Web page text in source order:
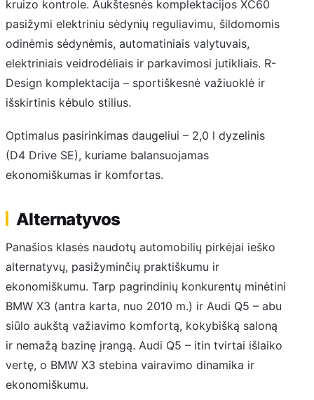
kruizo kontrole. Aukštesnės komplektacijos XC60
pasižymi elektriniu sėdynių reguliavimu, šildomomis
odinėmis sėdynėmis, automatiniais valytuvais,
elektriniais veidrodėliais ir parkavimosi jutikliais. R-
Design komplektacija – sportiškesnė važiuoklė ir
išskirtinis kėbulo stilius.
Optimalus pasirinkimas daugeliui – 2,0 l dyzelinis
(D4 Drive SE), kuriame balansuojamas
ekonomiškumas ir komfortas.
Alternatyvos
Panašios klasės naudotų automobilių pirkėjai ieško
alternatyvų, pasižyminčių praktiškumu ir
ekonomiškumu. Tarp pagrindinių konkurentų minėtini
BMW X3 (antra karta, nuo 2010 m.) ir Audi Q5 – abu
siūlo aukštą važiavimo komfortą, kokybišką saloną
ir nemažą bazinę įrangą. Audi Q5 – itin tvirtai išlaiko
vertę, o BMW X3 stebina vairavimo dinamika ir
ekonomiškumu.